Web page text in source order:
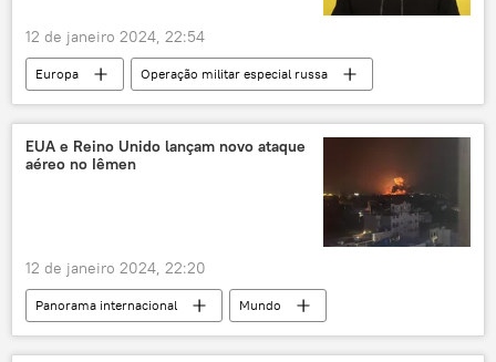
12 de janeiro 2024, 22:54
Europa
Operação militar especial russa
Ucrânia
Vladimir Zelensky
aposentados
operação militar especial
ajuda militar
EUA e Reino Unido lançam novo ataque
aéreo no Iêmen
12 de janeiro 2024, 22:20
Panorama internacional
Mundo
Europa
Reino Unido